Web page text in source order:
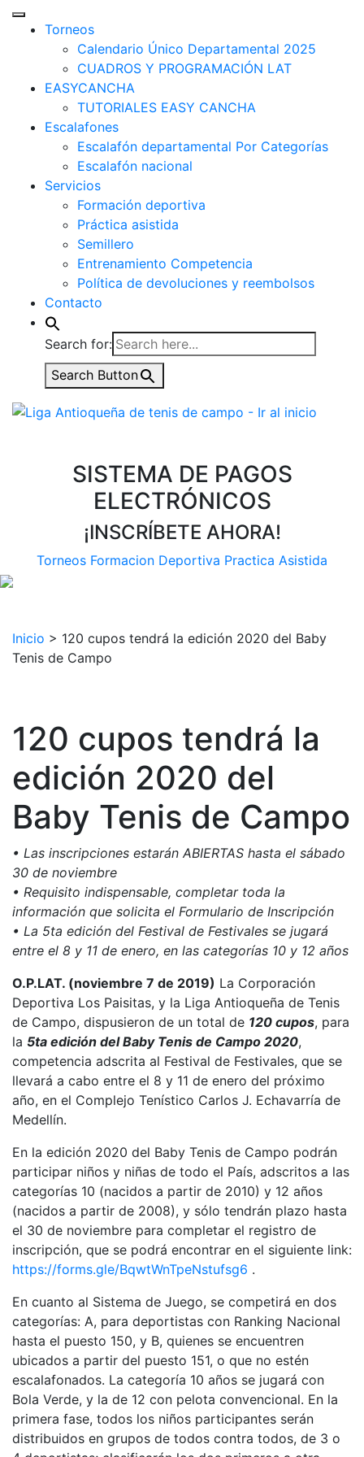
Torneos
Calendario Único Departamental 2025
CUADROS Y PROGRAMACIÓN LAT
EASYCANCHA
TUTORIALES EASY CANCHA
Escalafones
Escalafón departamental Por Categorías
Escalafón nacional
Servicios
Formación deportiva
Práctica asistida
Semillero
Entrenamiento Competencia
Política de devoluciones y reembolsos
Contacto
Search for:
Search Button
SISTEMA DE PAGOS
ELECTRÓNICOS
¡INSCRÍBETE AHORA!
Torneos Formacion Deportiva Practica Asistida
Inicio > 120 cupos tendrá la edición 2020 del Baby
Tenis de Campo
120 cupos tendrá la
edición 2020 del
Baby Tenis de Campo
• Las inscripciones estarán ABIERTAS hasta el sábado
30 de noviembre
• Requisito indispensable, completar toda la
información que solicita el Formulario de Inscripción
• La 5ta edición del Festival de Festivales se jugará
entre el 8 y 11 de enero, en las categorías 10 y 12 años
O.P.LAT. (noviembre 7 de 2019) La Corporación
Deportiva Los Paisitas, y la Liga Antioqueña de Tenis
de Campo, dispusieron de un total de 120 cupos, para
la 5ta edición del Baby Tenis de Campo 2020,
competencia adscrita al Festival de Festivales, que se
llevará a cabo entre el 8 y 11 de enero del próximo
año, en el Complejo Tenístico Carlos J. Echavarría de
Medellín.
En la edición 2020 del Baby Tenis de Campo podrán
participar niños y niñas de todo el País, adscritos a las
categorías 10 (nacidos a partir de 2010) y 12 años
(nacidos a partir de 2008), y sólo tendrán plazo hasta
el 30 de noviembre para completar el registro de
inscripción, que se podrá encontrar en el siguiente link:
https://forms.gle/BqwtWnTpeNstufsg6 .
En cuanto al Sistema de Juego, se competirá en dos
categorías: A, para deportistas con Ranking Nacional
hasta el puesto 150, y B, quienes se encuentren
ubicados a partir del puesto 151, o que no estén
escalafonados. La categoría 10 años se jugará con
Bola Verde, y la de 12 con pelota convencional. En la
primera fase, todos los niños participantes serán
distribuidos en grupos de todos contra todos, de 3 o